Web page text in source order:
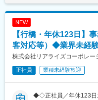
NEW
【行橋・年休123日】
客対応等）◆業界未経
株式会社リアライズコーポレー
正社員 業種未経験歓迎
◆◇正社員／年休123日